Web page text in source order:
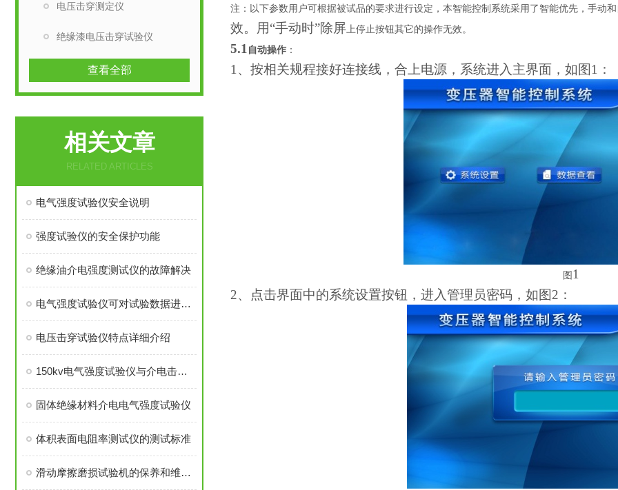
电压击穿测定仪
绝缘漆电压击穿试验仪
查看全部
相关文章
RELATED ARTICLES
电气强度试验仪安全说明
强度试验仪的安全保护功能
绝缘油介电强度测试仪的故障解决
电气强度试验仪可对试验数据进行编辑修改，灵活适用
电压击穿试验仪特点详细介绍
150kv电气强度试验仪与介电击穿强度检测仪介绍
固体绝缘材料介电电气强度试验仪
体积表面电阻率测试仪的测试标准
滑动摩擦磨损试验机的保养和维修都是需要怎么做呢？
注：以下参数用户可根据被试品的要求进行设定，本智能控制系统采用了智能优先，手动
效。用“手动时”除屏上停止按钮其它的操作无效。
5.1 自动操作 ：
1、按相关规程接好连接线，合上电源，系统进入主界面，如图1：
图 1
2、点击界面中的系统设置按钮，进入管理员密码，如图2：